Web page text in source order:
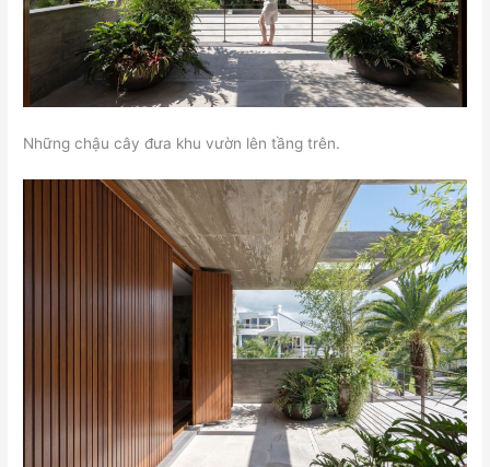
Những chậu cây đưa khu vườn lên tầng trên.